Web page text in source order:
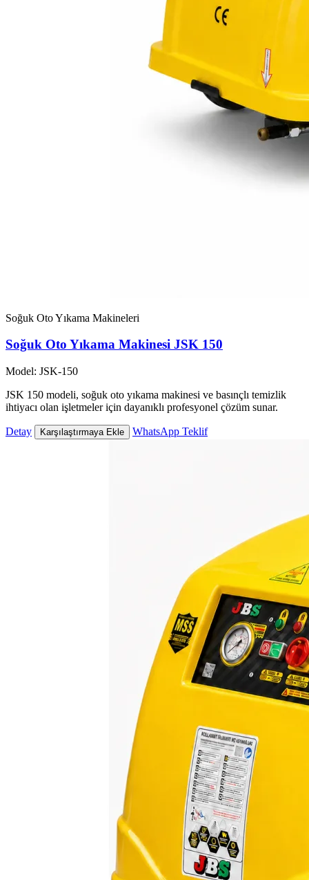
Soğuk Oto Yıkama Makineleri
Soğuk Oto Yıkama Makinesi JSK 150
Model: JSK-150
JSK 150 modeli, soğuk oto yıkama makinesi ve basınçlı temizlik
ihtiyacı olan işletmeler için dayanıklı profesyonel çözüm sunar.
Detay Karşılaştırmaya Ekle WhatsApp Teklif